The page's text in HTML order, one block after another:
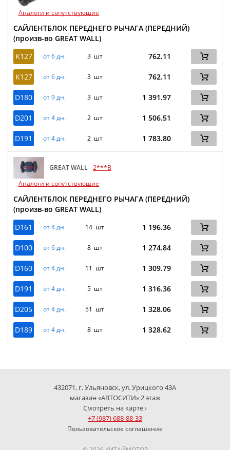
Аналоги и сопутствующие
САЙЛЕНТБЛОК ПЕРЕДНЕГО РЫЧАГА (ПЕРЕДНИЙ)
(произв-во GREAT WALL)
K127
от 6 дн. 3 шт 762.11
K127 от 6 дн. 3 шт 762.11
D180 от 9 дн. 3 шт 1 391.97
D201 от 4 дн. 2 шт 1 506.51
D191 от 4 дн. 2 шт 1 783.80
GREAT WALL 2***B
Аналоги и сопутствующие
САЙЛЕНТБЛОК ПЕРЕДНЕГО РЫЧАГА (ПЕРЕДНИЙ)
(произв-во GREAT WALL)
D161
от 4 дн. 14 шт 1 196.36
D100 от 6 дн. 8 шт 1 274.84
D160 от 4 дн. 11 шт 1 309.79
D191 от 4 дн. 5 шт 1 316.36
D205 от 4 дн. 51 шт 1 328.06
D189 от 4 дн. 8 шт 1 328.62
432071, г. Ульяновск, ул. Урицкого 43А
магазин «АВТОСИТИ» 2 этаж
Смотреть на карте ›
+7 (987) 688-88-33
Пользовательское соглашение